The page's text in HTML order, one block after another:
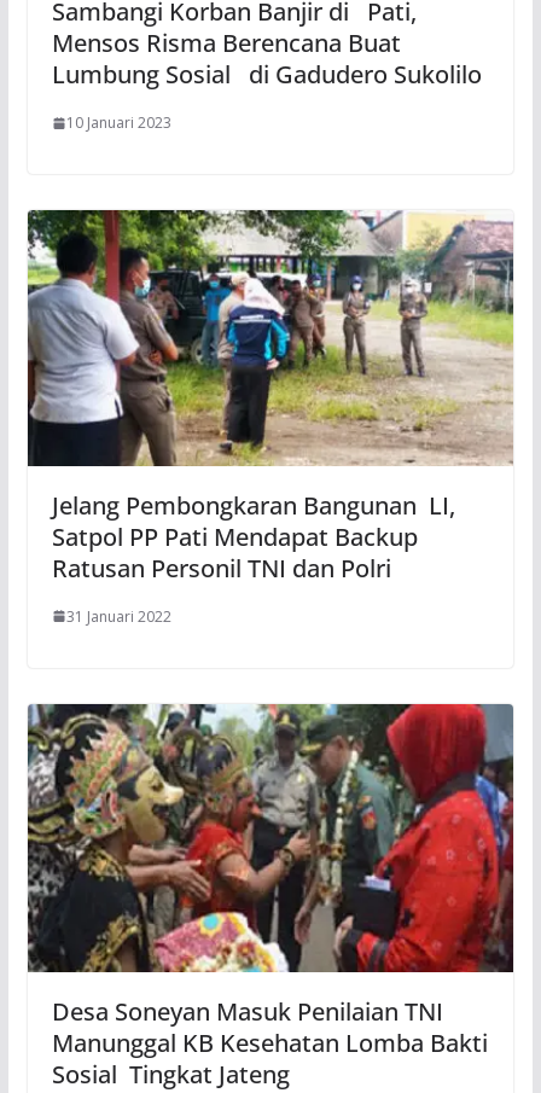
Sambangi Korban Banjir di Pati,
Mensos Risma Berencana Buat
Lumbung Sosial di Gadudero Sukolilo
10 Januari 2023
Jelang Pembongkaran Bangunan LI,
Satpol PP Pati Mendapat Backup
Ratusan Personil TNI dan Polri
31 Januari 2022
Desa Soneyan Masuk Penilaian TNI
Manunggal KB Kesehatan Lomba Bakti
Sosial Tingkat Jateng